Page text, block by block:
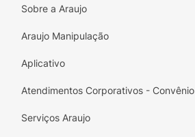
Sobre a Araujo
Araujo Manipulação
Aplicativo
Atendimentos Corporativos - Convênio
Serviços Araujo